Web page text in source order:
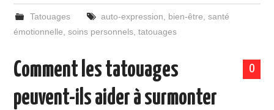
Tatouages auto-expression bien-être santé
émotionnelle ,soins personnels ,tatouages
0
Comment les tatouages
peuvent-ils aider à surmonter